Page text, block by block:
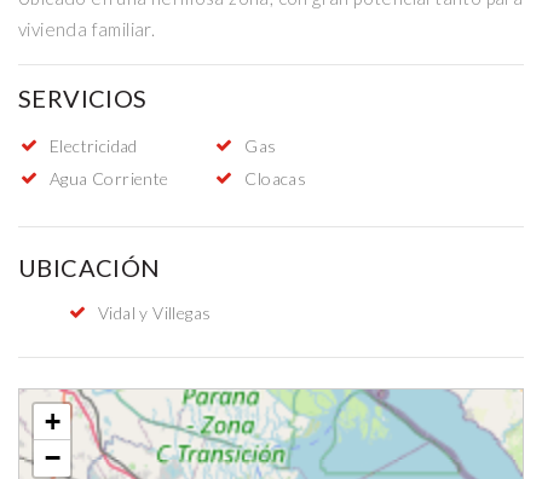
vivienda familiar.
SERVICIOS
Electricidad
Gas
Agua Corriente
Cloacas
UBICACIÓN
Vidal y Villegas
+
−